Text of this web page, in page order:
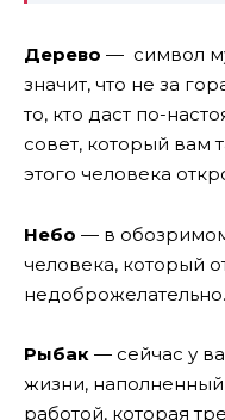
Дерево — символ
значит, что не за
то, кто даст по-
совет, который вам
этого человека
Небо — в
человека, который
недоброжелательно.
Рыбак — сейчас у
жизни,
работой, которая